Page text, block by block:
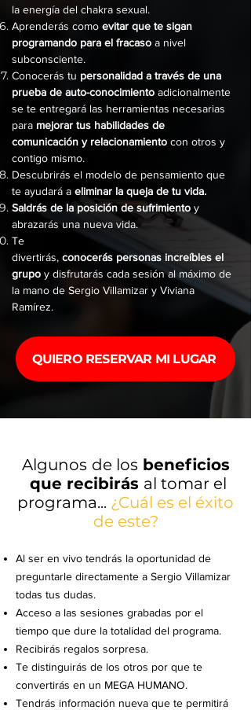
la energía del chakra sexual.
Aprenderás como evitar que te sigan
programando para el fracaso a nivel
subconsciente.
Conocerás tu personalidad a través de una
prueba de auto-conocimiento adicionalmente
se te entregará las herramientas necesarias
para mejorar tus habilidades de
comunicación y relacionamiento con otros y
contigo mismo.
Descubrirás el modelo de pensamiento que
te ayudará a eliminar la queja de tu vida.
Saldrás de la posición de sufrimiento y
abrazarás una nueva vida.
Te
divertirás, conocerás personas increíbles el
grupo y disfrutarás cada sesión al máximo de
la mano de Sergio Villamizar y Viviana
Ramírez.
QUIERO RESERVAR MI LUGAR
Algunos de los beneficios
que recibirás al tomar el
programa... ¿Cuál es el éxito
de este?
Al ser en vivo tendrás la oportunidad de
preguntarle directamente a Sergio Villamizar
todas tus dudas.
Acceso a las sesiones grabadas por el
tiempo que dure la totalidad del programa.
Recibirás regalos sorpresa.
Te distinguirás de los otros por que te
convertirás en un MEGA HUMANO.
Tendrás información nueva que te permitirá